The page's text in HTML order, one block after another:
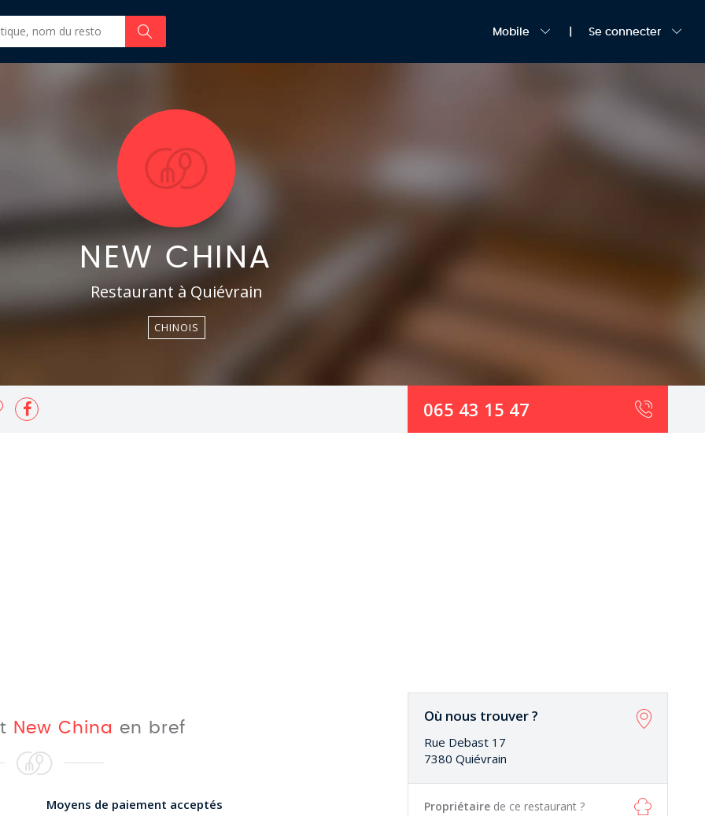
Mobile Se connecter
NEW CHINA
Restaurant à Quiévrain
CHINOIS
065 43 15 47
Où nous trouver ?
Rue Debast 17
7380 Quiévrain
Propriétaire de ce restaurant ?
New China en bref
Moyens de paiement acceptés